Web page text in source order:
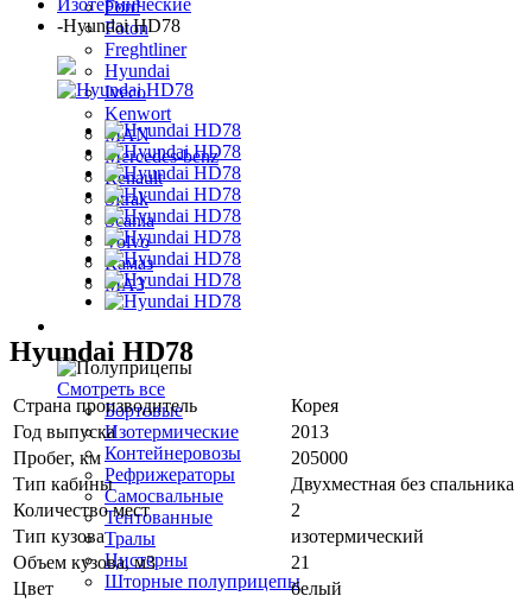
Ford
Foton
Freghtliner
Hyundai
Iveco
Kenwort
MAN
Mercedes-benz
Renault
Sitrak
Scania
Volvo
Камаз
МАЗ
Смотреть все
Бортовые
Изотермические
Контейнеровозы
Рефрижераторы
Самосвальные
Тентованные
Тралы
Цистерны
Шторные полуприцепы
Изотермические
-Hyundai HD78
Hyundai HD78
Страна производитель
Корея
Год выпуска
2013
Пробег, км
205000
Тип кабины
Двухместная без спальника
Количество мест
2
Тип кузова
изотермический
Объем кузова, м3
21
Цвет
белый